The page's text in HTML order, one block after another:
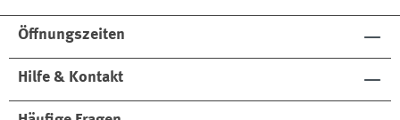
Öffnungszeiten
Hilfe & Kontakt